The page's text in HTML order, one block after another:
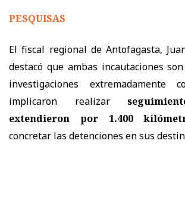
PESQUISAS
El fiscal regional de Antofagasta,
destacó que ambas incautaciones
investigaciones extremadamente
implicaron realizar
extendieron por 1.400
concretar las detenciones en sus